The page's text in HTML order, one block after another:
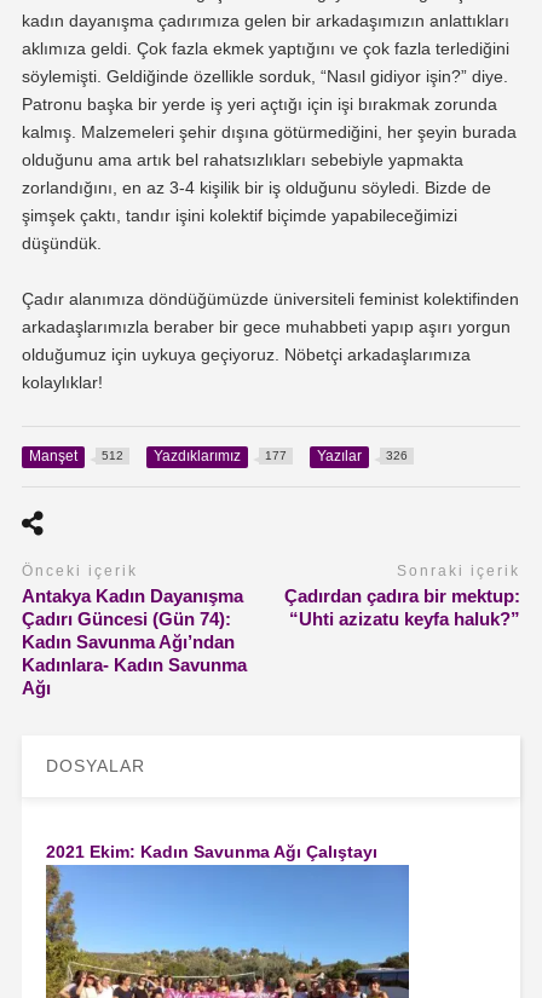
kadın dayanışma çadırımıza gelen bir arkadaşımızın anlattıkları
aklımıza geldi. Çok fazla ekmek yaptığını ve çok fazla terlediğini
söylemişti. Geldiğinde özellikle sorduk, “Nasıl gidiyor işin?” diye.
Patronu başka bir yerde iş yeri açtığı için işi bırakmak zorunda
kalmış. Malzemeleri şehir dışına götürmediğini, her şeyin burada
olduğunu ama artık bel rahatsızlıkları sebebiyle yapmakta
zorlandığını, en az 3-4 kişilik bir iş olduğunu söyledi. Bizde de
şimşek çaktı, tandır işini kolektif biçimde yapabileceğimizi
düşündük.
Çadır alanımıza döndüğümüzde üniversiteli feminist kolektifinden
arkadaşlarımızla beraber bir gece muhabbeti yapıp aşırı yorgun
olduğumuz için uykuya geçiyoruz. Nöbetçi arkadaşlarımıza
kolaylıklar!
Manşet 512 Yazdıklarımız 177 Yazılar 326
Önceki içerik
Antakya Kadın Dayanışma
Çadırı Güncesi (Gün 74):
Kadın Savunma Ağı’ndan
Kadınlara- Kadın Savunma
Ağı
Sonraki içerik
Çadırdan çadıra bir mektup:
“Uhti azizatu keyfa haluk?”
DOSYALAR
2021 Ekim: Kadın Savunma Ağı Çalıştayı